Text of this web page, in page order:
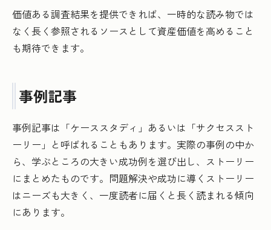
価値ある調査結果を提供できれば、一時的な読み物では
なく長く参照されるソースとして資産価値を高めること
も期待できます。
事例記事
事例記事は「ケーススタディ」あるいは「サクセススト
ーリー」と呼ばれることもあります。実際の事例の中か
ら、学ぶところの大きい成功例を選び出し、ストーリー
にまとめたものです。問題解決や成功に導くストーリー
はニーズも大きく、一度読者に届くと長く読まれる傾向
にあります。